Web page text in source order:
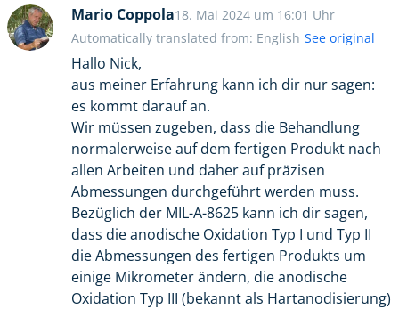
Mario Coppola18. Mai 2024 um 16:01 Uhr
Hallo Nick,
aus meiner Erfahrung kann ich dir nur sagen:
es kommt darauf an.
Wir müssen zugeben, dass die Behandlung
normalerweise auf dem fertigen Produkt nach
allen Arbeiten und daher auf präzisen
Abmessungen durchgeführt werden muss.
Bezüglich der MIL-A-8625 kann ich dir sagen,
dass die anodische Oxidation Typ I und Typ II
die Abmessungen des fertigen Produkts um
einige Mikrometer ändern, die anodische
Oxidation Typ III (bekannt als Hartanodisierung)
Automatically translated from: English See original